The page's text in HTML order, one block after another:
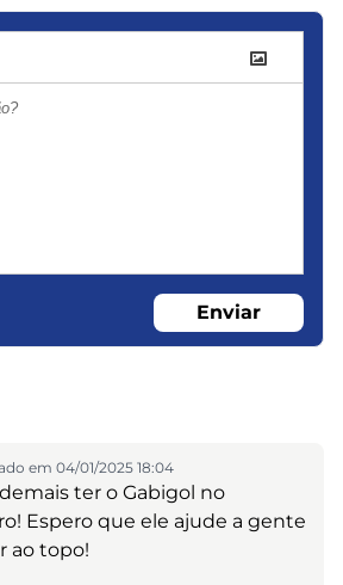
Enviar
em 04/01/2025 18:04
ter o Gabigol no
Espero que ele ajude a gente
ao topo!